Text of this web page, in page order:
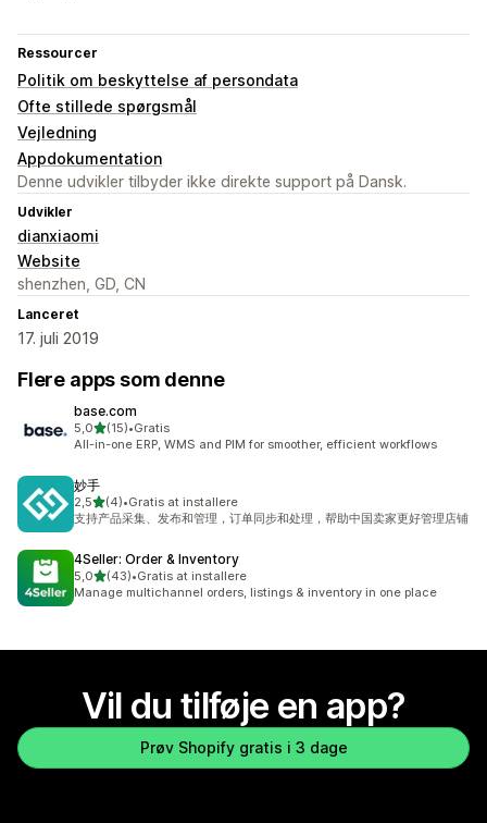
Ressourcer
Politik om beskyttelse af persondata
Ofte stillede spørgsmål
Vejledning
Appdokumentation
Denne udvikler tilbyder ikke direkte support på Dansk.
Udvikler
dianxiaomi
Website
shenzhen, GD, CN
Lanceret
17. juli 2019
Flere apps som denne
base.com
5,0ud af 5 stjerner
(15)
15 anmeldelser i alt
•Gratis
All-in-one ERP, WMS and PIM for smoother, efficient workflows
妙手
2,5ud af 5 stjerner
(4)
4 anmeldelser i alt
•Gratis at installere
支持产品采集、发布和管理，订单同步和处理，帮助中国卖家更好管理店铺
4Seller: Order & Inventory
5,0ud af 5 stjerner
(43)
43 anmeldelser i alt
•Gratis at installere
Manage multichannel orders, listings & inventory in one place
Vil du tilføje en app?
Prøv Shopify gratis i 3 dage